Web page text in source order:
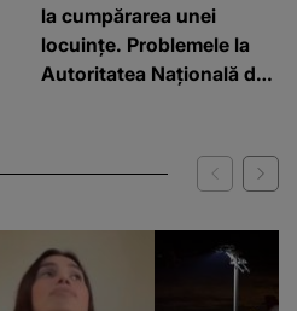
la cumpărarea unei
locuințe. Problemele la
Autoritatea Națională de